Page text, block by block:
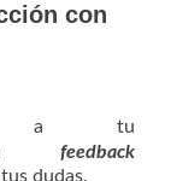
con
a tu
con feedback
dudas.